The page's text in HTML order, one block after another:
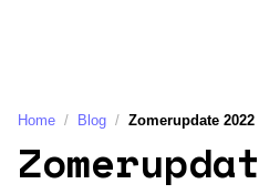
Home Blog Zomerupdate 2022